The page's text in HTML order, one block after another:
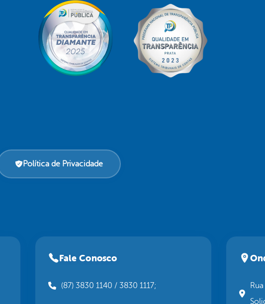
Política de Privacidade
Fale Conosco
(87) 3830 1140 / 3830 1117;